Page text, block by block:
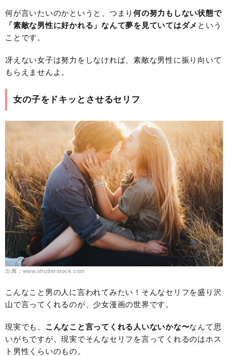
何が言いたいのかというと、つまり 何の努力もしない状態で
「素敵な男性に好かれる」なんて夢を見ていてはダメ という
ことです。
冴えない女子は努力をしなければ、素敵な男性に振り向いて
もらえませんよ。
女の子をドキッとさせるセリフ
出典：www.shutterstock.com
こんなこと男の人に言われてみたい！そんなセリフを盛り沢
山で言ってくれるのが、少女漫画の世界です。
現実でも、 こんなこと言ってくれる人いないかな〜なんて思
いがちですが、現実でそんなセリフを言ってくれるのはホス
ト男性くらいのもの。